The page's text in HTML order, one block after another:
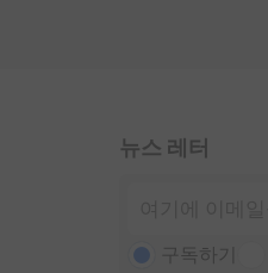
뉴스 레터
구독하기